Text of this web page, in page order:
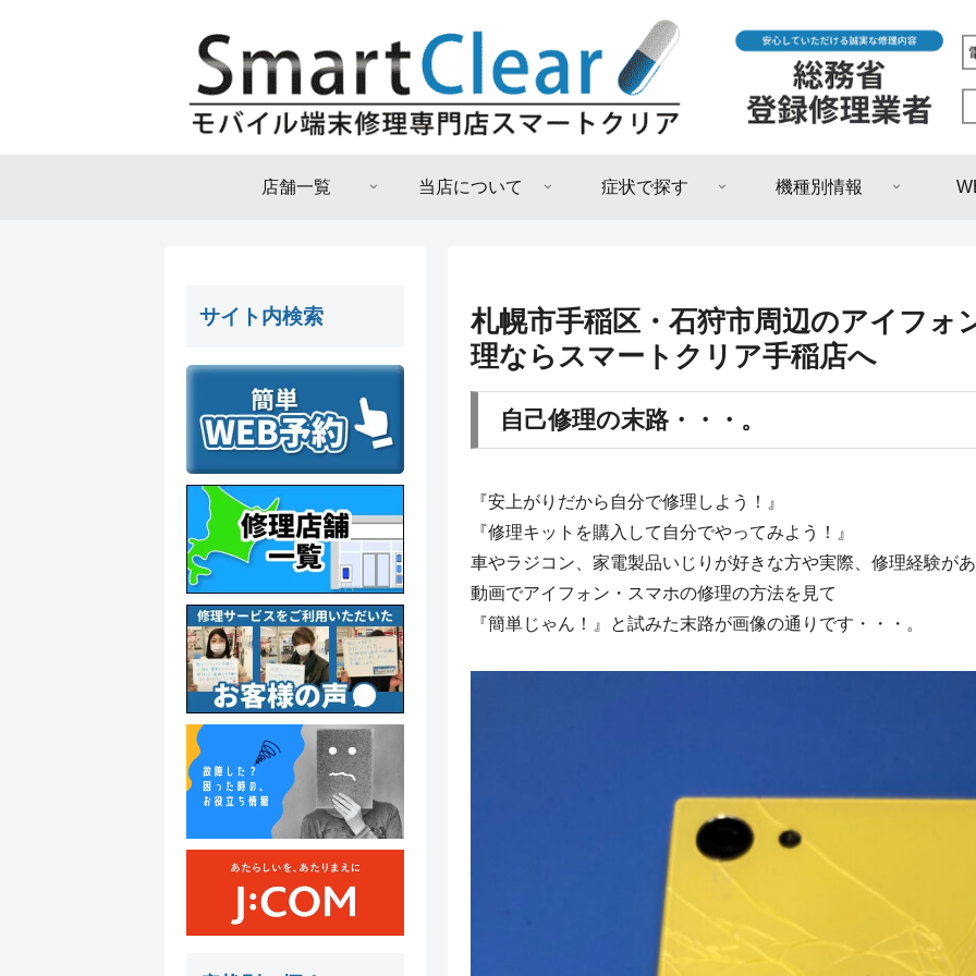
店舗一覧 当店について 症状で探す 機種別情報
札幌市手稲区・石狩市周辺のアイフォ
理ならスマートクリア手稲店へ
自己修理の末路・・・。
『安上がりだから自分で修理しよう！』
『修理キットを購入して自分でやってみよう！』
車やラジコン、家電製品いじりが好きな方や実際、修理経験が
動画でアイフォン・スマホの修理の方法を見て
『簡単じゃん！』と試みた末路が画像の通りです・・・。
サイト内検索